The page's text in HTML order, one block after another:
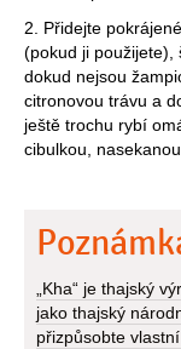
2. Přidejte
(pokud ji použijete),
dokud nejsou
citronovou trávu a
ještě trochu rybí
cibulkou,
„Kha“ je thajský
jako thajský
přizpůsobte